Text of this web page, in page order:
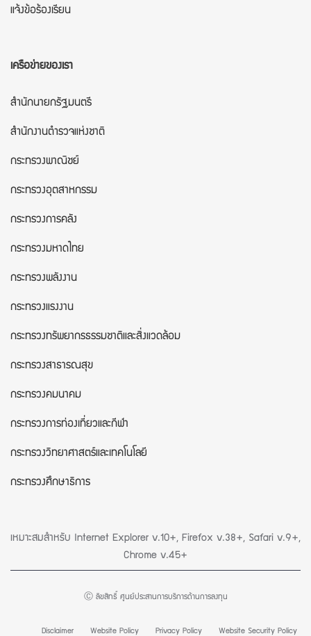
แจ้งข้อร้องเรียน
เครือข่ายของเรา
สำนักนายกรัฐมนตรี
สำนักงานตำรวจแห่งชาติ
กระทรวงพาณิชย์
กระทรวงอุตสาหกรรม
กระทรวงการคลัง
กระทรวงมหาดไทย
กระทรวงพลังงาน
กระทรวงแรงงาน
กระทรวงทรัพยากรธรรมชาติและสิ่งแวดล้อม
กระทรวงสาธารณสุข
กระทรวงคมนาคม
กระทรวงการท่องเที่ยวและกีฬา
กระทรวงวิทยาศาสตร์และเทคโนโลยี
กระทรวงศึกษาธิการ
เหมาะสมสำหรับ Internet Explorer v.10+, Firefox v.38+, Safari v.9+,
Chrome v.45+
Ⓒ ลิขสิทธิ์ ศูนย์ประสานการบริการด้านการลงทุน
Disclaimer Website Policy Privacy Policy Website Security Policy